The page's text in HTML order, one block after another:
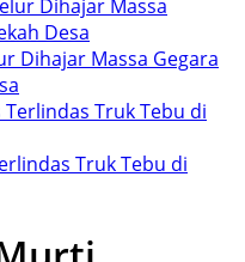
Dihajar Massa Gegara
Truk Tebu di